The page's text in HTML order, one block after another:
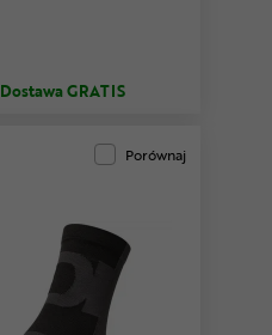
Dostawa GRATIS
Porównaj